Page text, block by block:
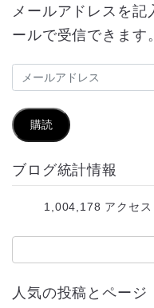
メールアドレスを記
ールで受信できます。
メ
ル
ア
ド
購読
ブログ統計情報
1,004,178 アクセス
人気の投稿とページ